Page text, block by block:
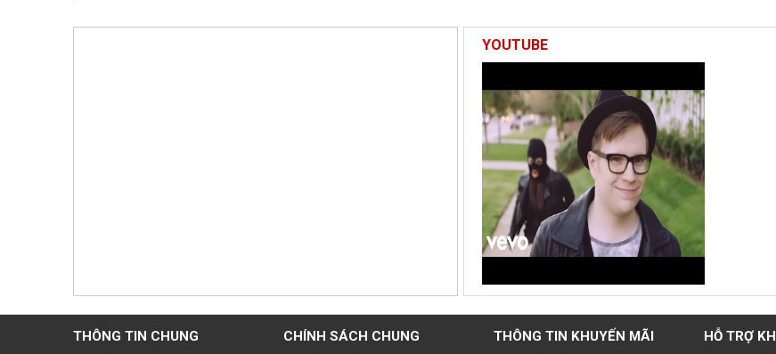
YOUTUBE
THÔNG TIN CHUNG CHÍNH SÁCH CHUNG THÔNG TIN KHUYẾN MÃI HỖ TRỢ